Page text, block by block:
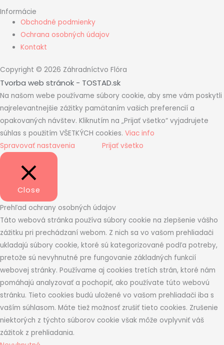
Informácie
Obchodné podmienky
Ochrana osobných údajov
Kontakt
Copyright © 2026 Záhradníctvo Flóra
Tvorba web stránok - TOSTAD.sk
Na našom webe používame súbory cookie, aby sme vám poskytli
najrelevantnejšie zážitky pamätaním vašich preferencií a
opakovaných návštev. Kliknutím na „Prijať všetko“ vyjadrujete
súhlas s použitím VŠETKÝCH cookies. Viac info
Spravovať nastavenia
Prijať všetko
Close
Prehľad ochrany osobných údajov
Táto webová stránka používa súbory cookie na zlepšenie vášho
zážitku pri prechádzaní webom. Z nich sa vo vašom prehliadači
ukladajú súbory cookie, ktoré sú kategorizované podľa potreby,
pretože sú nevyhnutné pre fungovanie základných funkcií
webovej stránky. Používame aj cookies tretích strán, ktoré nám
pomáhajú analyzovať a pochopiť, ako používate túto webovú
stránku. Tieto cookies budú uložené vo vašom prehliadači iba s
vaším súhlasom. Máte tiež možnosť zrušiť tieto cookies. Zrušenie
niektorých z týchto súborov cookie však môže ovplyvniť váš
zážitok z prehliadania.